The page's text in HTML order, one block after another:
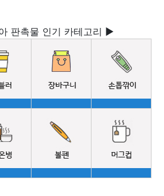
판촉물 인기 카테고리 ▶